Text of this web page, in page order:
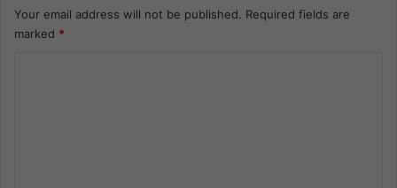
Your email address will not be published. Required fields are
marked *